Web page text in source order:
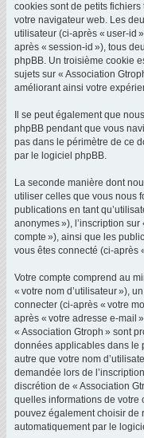
cookies sont de petits
votre navigateur web. Les
utilisateur (ci-après « user-id
après « session-id »), tous
phpBB. Un troisième cookie
sujets sur « Association
améliorant ainsi votre
Il se peut également que
phpBB pendant que vous
pas dans le périmètre de ce
par le logiciel phpBB.
La seconde manière dont
utiliser celles que vous nous
publications en tant
anonymes »), l’inscription
compte »), ainsi que les
vous êtes connecté (ci-après
Votre compte comprend au
« votre nom d’utilisateur »),
connecter (ci-après « votre
après « votre adresse e-mail
« Association Gtroph » sont
données applicables dans le
autre que votre nom
demandée lors de
discrétion de « Association
quelles informations de votre
pouvez également choisir de
automatiquement par le